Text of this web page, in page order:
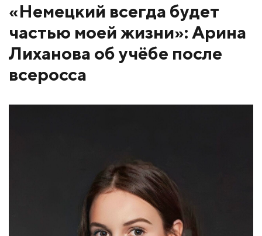
«Немецкий всегда будет
частью моей жизни»: Арина
Лиханова об учёбе после
всеросса